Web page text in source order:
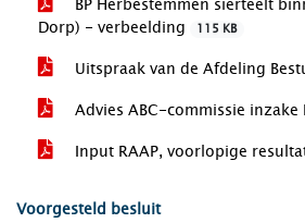
BP Herbestemmen sierteelt
Dorp) - verbeelding
115 KB
Uitspraak van de Afdeling
Advies ABC-commissie
Input RAAP, voorlopige
Voorgesteld besluit